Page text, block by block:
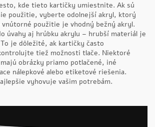
kde tieto kartičky umiestnite. Ak sú
použitie, vyberte odolnejší akryl, ktorý
použitie je vhodný bežný akryl.
úvahy aj hrúbku akrylu – hrubší materiál je
je dôležité, ak kartičky často
tiež možnosti tlače. Niektoré
obrázky priamo potlačené, iné
nálepkové alebo etiketové riešenia.
vyhovuje vašim potrebám.